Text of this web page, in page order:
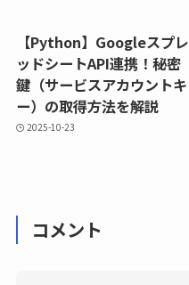
【Python】Googleスプレ
ッドシートAPI連携！秘密
鍵（サービスアカウントキ
ー）の取得方法を解説
2025-10-23
コメント